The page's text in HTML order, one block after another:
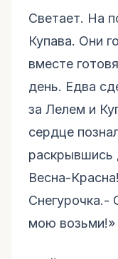
Светает. На
Купава. Они
вместе
день. Едва
за Лелем и
сердце
раскрывшись
Весна-
Снегурочка.-
мою возьми!»